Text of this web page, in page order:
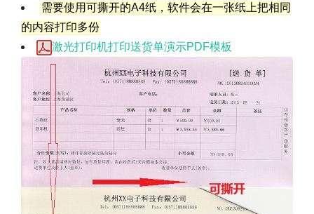
需要使用可撕开的A4纸，软件会在一张纸上把相同
的内容打印多份
激光打印机打印送货单演示PDF模板